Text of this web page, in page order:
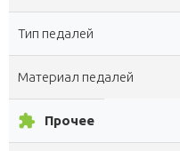
Тип педалей
Материал педалей
extension Прочее